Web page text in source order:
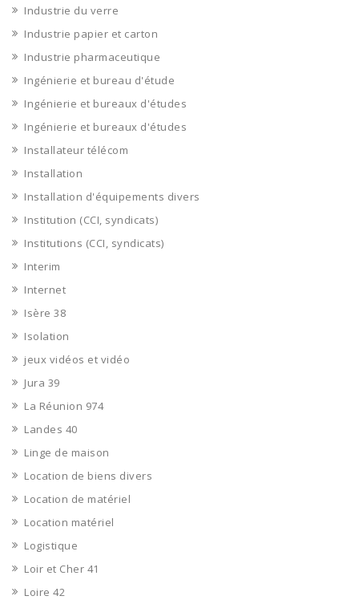
Industrie du verre
Industrie papier et carton
Industrie pharmaceutique
Ingénierie et bureau d'étude
Ingénierie et bureaux d'études
Ingénierie et bureaux d'études
Installateur télécom
Installation
Installation d'équipements divers
Institution (CCI, syndicats)
Institutions (CCI, syndicats)
Interim
Internet
Isère 38
Isolation
jeux vidéos et vidéo
Jura 39
La Réunion 974
Landes 40
Linge de maison
Location de biens divers
Location de matériel
Location matériel
Logistique
Loir et Cher 41
Loire 42